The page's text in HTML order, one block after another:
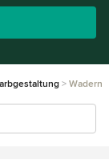
Wadern